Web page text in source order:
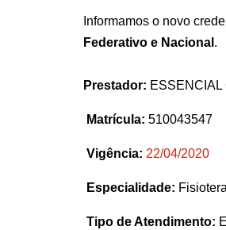
Informamos o novo
Federativo e Nacional .
Prestador: ESSENCIAL
Matrícula: 510043547
Vigência: 22/04/2020
Especialidade:
Tipo de Atendimento: